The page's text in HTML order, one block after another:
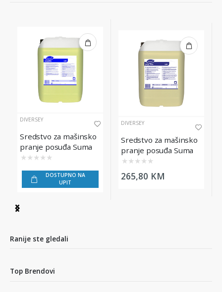
DIVERSEY
Sredstvo za mašinsko
pranje posuđa Suma
Alu L10, 20L
★ ★ ★ ★ ★
DOSTUPNO NA
UPIT
DIVERSEY
Sredstvo za mašinsko
pranje posuđa Suma
Tera L56, 20L
★ ★ ★ ★ ★
265,80 KM
Item
4
Ranije ste gledali
Top Brendovi